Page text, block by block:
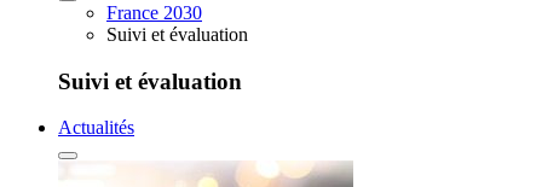
France 2030
Suivi et évaluation
Suivi et évaluation
Actualités